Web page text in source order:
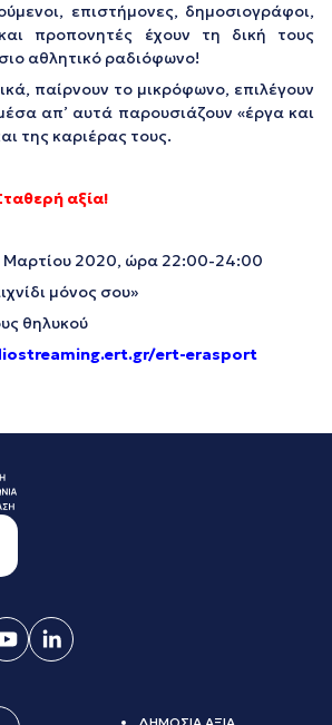
επιστήμονες, δημοσιογράφοι,
προπονητές έχουν τη δική τους
αθλητικό ραδιόφωνο!
παίρνουν το μικρόφωνο, επιλέγουν
απ’ αυτά παρουσιάζουν «έργα και
της καριέρας τους.
αξία!
2020, ώρα 22:00-24:00
μόνος σου»
θηλυκού
ert-erasport